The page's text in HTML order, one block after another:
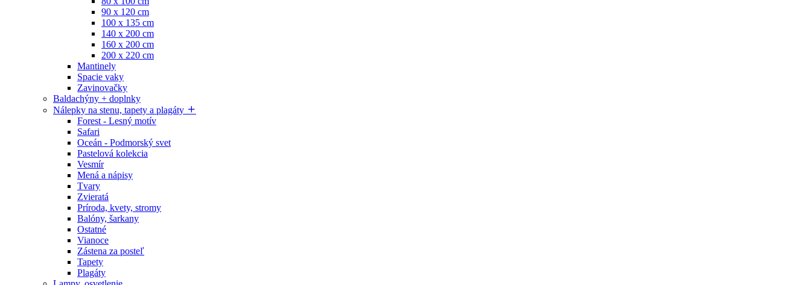
90 x 120 cm
100 x 135 cm
140 x 200 cm
160 x 200 cm
200 x 220 cm
Mantinely
Spacie vaky
Zavinovačky
Baldachýny + doplnky
Nálepky na stenu, tapety a plagáty
Forest - Lesný motív
Safari
Oceán - Podmorský svet
Pastelová kolekcia
Vesmír
Mená a nápisy
Tvary
Zvieratá
Príroda, kvety, stromy
Balóny, šarkany
Ostatné
Vianoce
Zástena za posteľ
Tapety
Plagáty